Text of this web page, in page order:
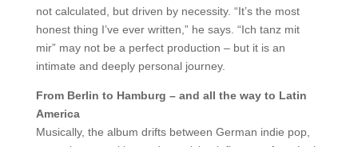
not calculated, but driven by necessity. “It’s the most
honest thing I’ve ever written,” he says. “Ich tanz mit
mir” may not be a perfect production – but it is an
intimate and deeply personal journey.
From Berlin to Hamburg – and all the way to Latin
America
Musically, the album drifts between German indie pop,